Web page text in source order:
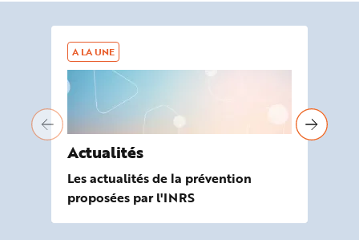
A LA UNE
Actualités
Les actualités de la prévention
proposées par l'INRS